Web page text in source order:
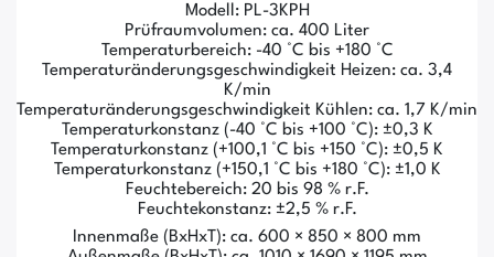
Modell: PL-3KPH
Prüfraumvolumen: ca. 400 Liter
Temperaturbereich: -40 °C bis +180 °C
Temperaturänderungsgeschwindigkeit Heizen: ca. 3,4
K/min
Temperaturänderungsgeschwindigkeit Kühlen: ca. 1,7 K/min
Temperaturkonstanz (-40 °C bis +100 °C): ±0,3 K
Temperaturkonstanz (+100,1 °C bis +150 °C): ±0,5 K
Temperaturkonstanz (+150,1 °C bis +180 °C): ±1,0 K
Feuchtebereich: 20 bis 98 % r.F.
Feuchtekonstanz: ±2,5 % r.F.
Innenmaße (BxHxT): ca. 600 × 850 × 800 mm